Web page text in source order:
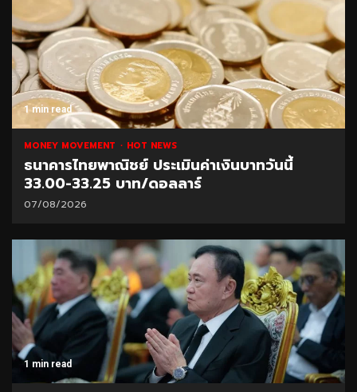
1 min read
MONEY MOVEMENT HOT NEWS
ธนาคารไทยพาณิชย์ ประเมินค่าเงินบาทวันนี้
33.00-33.25 บาท/ดอลลาร์
07/08/2026
1 min read